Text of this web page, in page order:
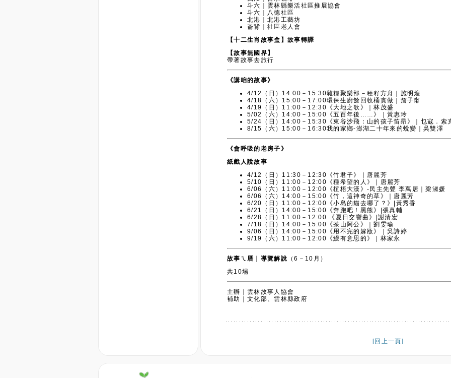
4/12（日）14:00－15:30雜糧聚樂部－種籽方舟｜施明煌
4/18（六）15:00－17:00環保生廚餘回收桶實做｜詹子甯
4/19（日）11:00－12:30《大地之歌》｜林茂盛
5/02（六）14:00－15:00《五百年後……》｜黃惠玲
5/24（日）14:00－15:30《東谷沙飛：山的孩子笛昂》｜乜寇．索
8/15（六）15:00－16:30我的家鄉-澎湖二十年來的蛻變｜吳雙澤
《會呼吸的老房子》
紙戲人說故事
5/10（日）11:00－12:00《種希望的人》｜唐麗芳
6/06（六）11:00－12:00《椬梧大漢》-民主先聲 李萬居｜梁淑媛
6/06（六）14:00－15:00《竹，這神奇的草》｜唐麗芳
6/20（日）11:00－12:00《小島的貓去哪了？》|黃秀香
6/21（日）14:00－15:00《奔跑吧！黑熊》|張真輔
6/28（日）11:00－12:00 《夏日交響曲》|謝清宏
9/19（六）11:00－12:00《鰻有意思的》｜林家永
共10場
主辦｜雲林故事人協會
補助｜文化部、雲林縣政府
雲林縣虎尾鎮林森路一段528號 TEL:05-6311436 E-mail：